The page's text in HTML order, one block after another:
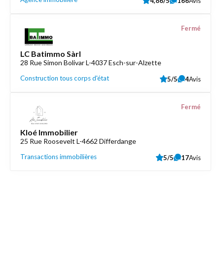
LC Batimmo Sàrl
28 Rue Simon Bolivar L-4037 Esch-sur-Alzette
Construction tous corps d'état
Fermé
5/5 4Avis
Kloé Immobilier
25 Rue Roosevelt L-4662 Differdange
Transactions immobilières
Fermé
5/5 17Avis